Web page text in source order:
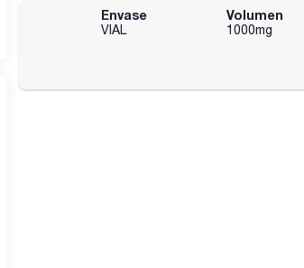
Envase
VIAL
Volumen
1000mg